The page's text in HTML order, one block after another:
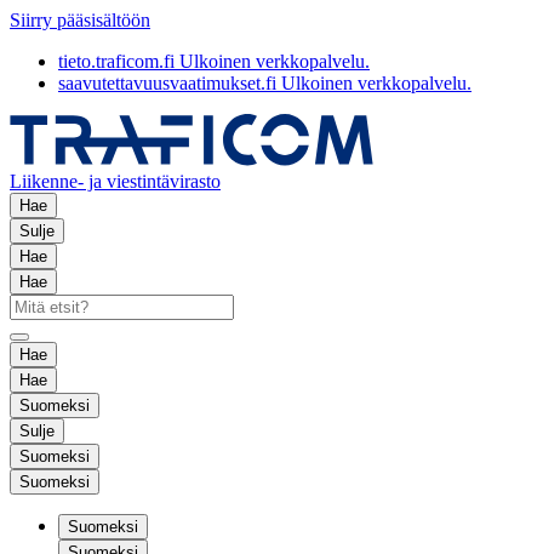
Siirry pääsisältöön
tieto.traficom.fi Ulkoinen verkkopalvelu.
saavutettavuusvaatimukset.fi Ulkoinen verkkopalvelu.
Liikenne- ja viestintävirasto
Hae
Sulje
Hae
Hae
Hae
Hae
Suomeksi
Sulje
Suomeksi
Suomeksi
Suomeksi